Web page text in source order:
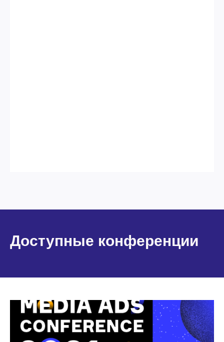
Доступные конференции